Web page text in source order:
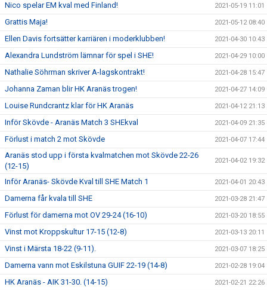
Nico spelar EM kval med Finland! 2021-05-19 11:01
Grattis Maja! 2021-05-12 08:40
Ellen Davis fortsätter karriären i moderklubben! 2021-04-30 10:43
Alexandra Lundström lämnar för spel i SHE! 2021-04-29 10:00
Nathalie Söhrman skriver A-lagskontrakt! 2021-04-28 15:47
Johanna Zaman blir HK Aranäs trogen! 2021-04-27 14:09
Louise Rundcrantz klar för HK Aranäs 2021-04-12 21:13
Inför Skövde - Aranäs Match 3 SHEkval 2021-04-09 21:35
Förlust i match 2 mot Skövde 2021-04-07 17:44
Aranäs stod upp i första kvalmatchen mot Skövde 22-26
(12-15)
2021-04-02 19:32
Inför Aranäs- Skövde Kval till SHE Match 1 2021-04-01 20:43
Damerna får kvala till SHE 2021-03-28 21:47
Förlust för damerna mot OV 29-24 (16-10) 2021-03-20 18:55
Vinst mot Kroppskultur 17-15 (12-8) 2021-03-13 20:11
Vinst i Märsta 18-22 (9-11). 2021-03-07 18:25
Damerna vann mot Eskilstuna GUIF 22-19 (14-8) 2021-02-28 19:04
HK Aranäs - AIK 31-30. (14-15) 2021-02-21 22:26